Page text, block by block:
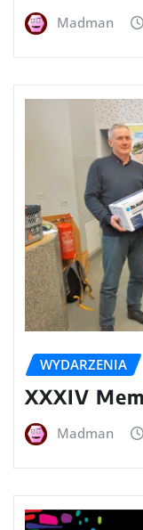
Madman
WYDARZENIA
XXXIV
Madman